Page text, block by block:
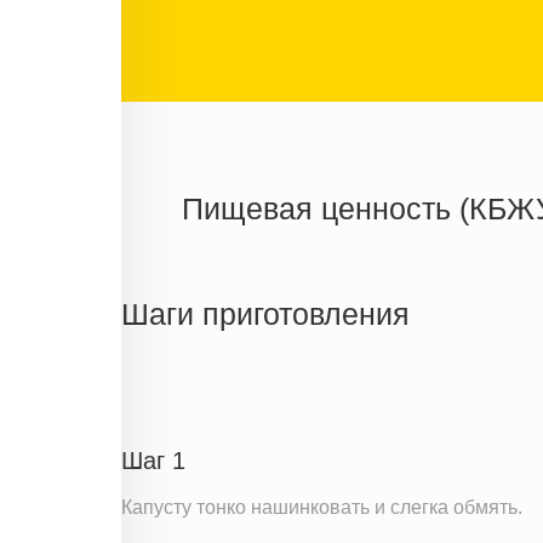
Пищевая ценность
Белки
Шаги приготовления
Шаг 1
Капусту тонко нашинковать и слегка обмять.